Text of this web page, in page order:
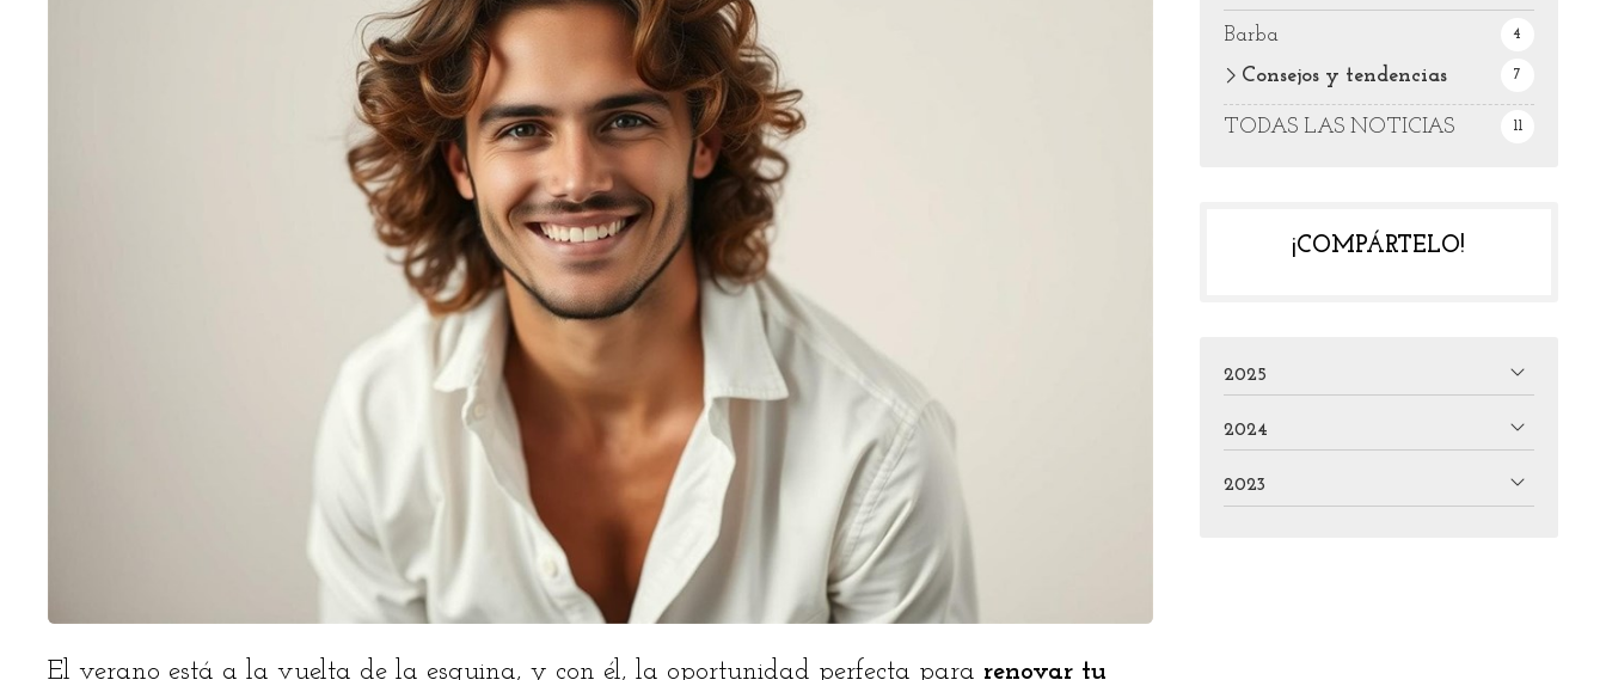
TODAS LAS NOTICIAS 11
Barba 4
Consejos y tendencias 7
El verano está a la vuelta de la esquina, y con él, la oportunidad perfecta para renovar tu
¡COMPÁRTELO!
2025
2024
2023